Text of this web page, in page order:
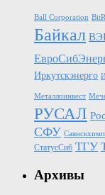
Ball Corporation
Байкал
Иркутскэнерго
Металлоинвест
РУСАЛ
СФУ
СтатусСиб ТГУ
Архивы